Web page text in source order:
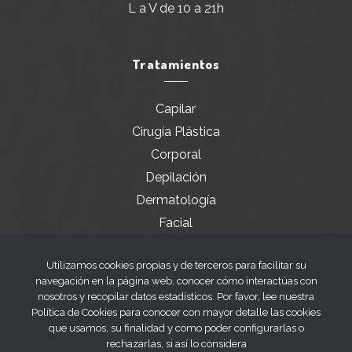
L a V de 10 a 21h
Tratamientos
Capilar
Cirugía Plástica
Corporal
Depilación
Dermatología
Facial
Aviso legal
Utilizamos cookies propias y de terceros para facilitar su
navegación en la página web, conocer cómo interactúas con
nosotros y recopilar datos estadísticos. Por favor, lee nuestra
Política de Cookies para conocer con mayor detalle las cookies
que usamos, su finalidad y como poder configurarlas o
rechazarlas, si así lo considera